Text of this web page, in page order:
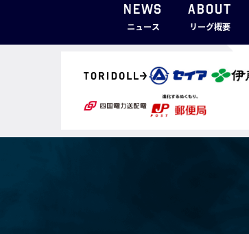
NEWS
ニュース
ABOUT
リーグ概要